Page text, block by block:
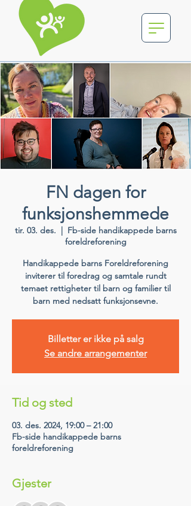
FN dagen for
funksjonshemmede
tir. 03. des.
  |
Fb-side handikappede barns
foreldreforening
Handikappede barns Foreldreforening
inviterer til foredrag og samtale rundt
temaet rettigheter til barn og familier til
barn med nedsatt funksjonsevne.
Billetter er ikke på salg
Se andre arrangementer
Tid og sted
03. des. 2024, 19:00 – 21:00
Fb-side handikappede barns
foreldreforening
Gjester